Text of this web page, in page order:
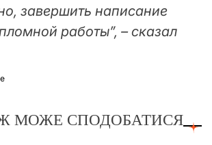
завершить написание
работы”, – сказал
МОЖЕ СПОДОБАТИСЯ